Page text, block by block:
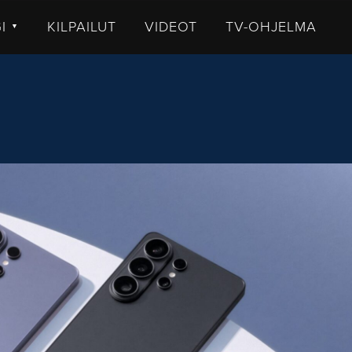
▼ KILPAILUT VIDEOT TV-OHJELMA